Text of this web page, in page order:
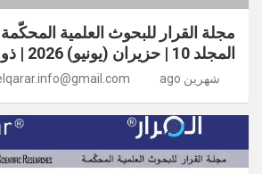
مجلة القرار للبحوث العلمية المحكّمة
المجلد 10 | حزيران (يونيو) 2026 | ذو الحجة 1447
شهرين ago